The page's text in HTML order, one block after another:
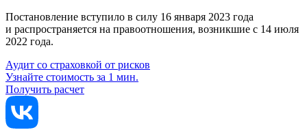
Постановление вступило в силу 16 января 2023 года
и распространяется на правоотношения, возникшие с 14 июля
2022 года.
Аудит со страховкой от рисков
Узнайте стоимость за 1 мин.
Получить расчет